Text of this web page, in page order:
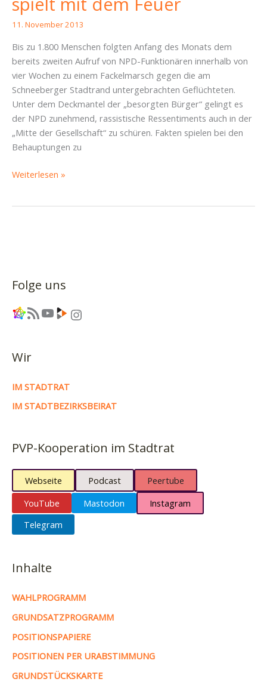
11. November 2013
Bis zu 1.800 Menschen folgten Anfang des Monats dem
bereits zweiten Aufruf von NPD-Funktionären innerhalb von
vier Wochen zu einem Fackelmarsch gegen die am
Schneeberger Stadtrand untergebrachten Geflüchteten.
Unter dem Deckmantel der „besorgten Bürger“ gelingt es
der NPD zunehmend, rassistische Ressentiments auch in der
„Mitte der Gesellschaft“ zu schüren. Fakten spielen bei den
Behauptungen zu
Neuer
dem
Weiterlesen »
Folge uns
Link RSS-Feed YouTube Link Instagram
Wir
IM STADTRAT
IM STADTBEZIRKSBEIRAT
PVP-Kooperation im Stadtrat
Webseite Podcast
Peertube
YouTube
Mastodon
Instagram
Telegram
Inhalte
WAHLPROGRAMM
GRUNDSATZPROGRAMM
POSITIONSPAPIERE
POSITIONEN PER URABSTIMMUNG
GRUNDSTÜCKSKARTE